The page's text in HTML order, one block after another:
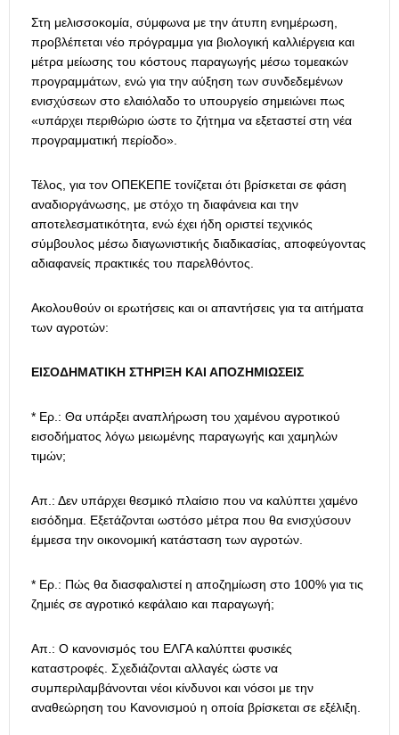
Στη μελισσοκομία, σύμφωνα με την άτυπη ενημέρωση,
προβλέπεται νέο πρόγραμμα για βιολογική καλλιέργεια και
μέτρα μείωσης του κόστους παραγωγής μέσω τομεακών
προγραμμάτων, ενώ για την αύξηση των συνδεδεμένων
ενισχύσεων στο ελαιόλαδο το υπουργείο σημειώνει πως
«υπάρχει περιθώριο ώστε το ζήτημα να εξεταστεί στη νέα
προγραμματική περίοδο».
Τέλος, για τον ΟΠΕΚΕΠΕ τονίζεται ότι βρίσκεται σε φάση
αναδιοργάνωσης, με στόχο τη διαφάνεια και την
αποτελεσματικότητα, ενώ έχει ήδη οριστεί τεχνικός
σύμβουλος μέσω διαγωνιστικής διαδικασίας, αποφεύγοντας
αδιαφανείς πρακτικές του παρελθόντος.
Ακολουθούν οι ερωτήσεις και οι απαντήσεις για τα αιτήματα
των αγροτών:
ΕΙΣΟΔΗΜΑΤΙΚΗ ΣΤΗΡΙΞΗ ΚΑΙ ΑΠΟΖΗΜΙΩΣΕΙΣ
* Ερ.: Θα υπάρξει αναπλήρωση του χαμένου αγροτικού
εισοδήματος λόγω μειωμένης παραγωγής και χαμηλών
τιμών;
Απ.: Δεν υπάρχει θεσμικό πλαίσιο που να καλύπτει χαμένο
εισόδημα. Εξετάζονται ωστόσο μέτρα που θα ενισχύσουν
έμμεσα την οικονομική κατάσταση των αγροτών.
* Ερ.: Πώς θα διασφαλιστεί η αποζημίωση στο 100% για τις
ζημιές σε αγροτικό κεφάλαιο και παραγωγή;
Απ.: Ο κανονισμός του ΕΛΓΑ καλύπτει φυσικές
καταστροφές. Σχεδιάζονται αλλαγές ώστε να
συμπεριλαμβάνονται νέοι κίνδυνοι και νόσοι με την
αναθεώρηση του Κανονισμού η οποία βρίσκεται σε εξέλιξη.